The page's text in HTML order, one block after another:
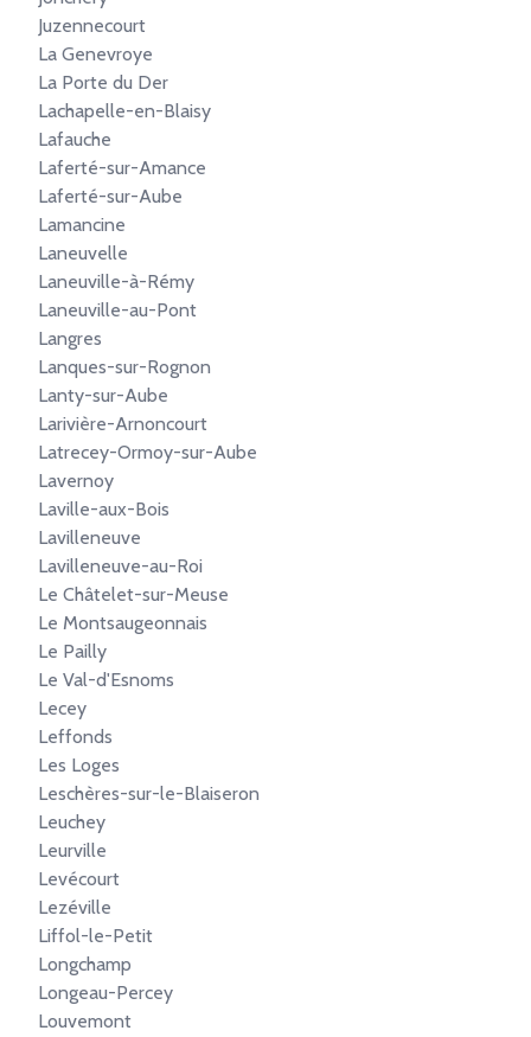
Juzennecourt
La Genevroye
La Porte du Der
Lachapelle-en-Blaisy
Lafauche
Laferté-sur-Amance
Laferté-sur-Aube
Lamancine
Laneuvelle
Laneuville-à-Rémy
Laneuville-au-Pont
Langres
Lanques-sur-Rognon
Lanty-sur-Aube
Larivière-Arnoncourt
Latrecey-Ormoy-sur-Aube
Lavernoy
Laville-aux-Bois
Lavilleneuve
Lavilleneuve-au-Roi
Le Châtelet-sur-Meuse
Le Montsaugeonnais
Le Pailly
Le Val-d'Esnoms
Lecey
Leffonds
Les Loges
Leschères-sur-le-Blaiseron
Leuchey
Leurville
Levécourt
Lezéville
Liffol-le-Petit
Longchamp
Longeau-Percey
Louvemont